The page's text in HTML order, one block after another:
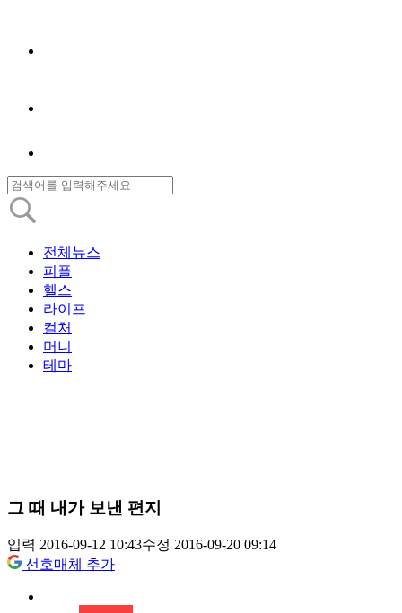
전체뉴스
피플
헬스
라이프
컬처
머니
테마
그 때 내가 보낸 편지
입력 2016-09-12 10:43수정 2016-09-20 09:14
선호매체 추가